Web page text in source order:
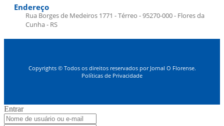
Endereço
Rua Borges de Medeiros 1771 - Térreo - 95270-000 - Flores da
Cunha - RS
Copyrights © Todos os direitos reservados por Jornal O Florense.
Políticas de Privacidade
Entrar